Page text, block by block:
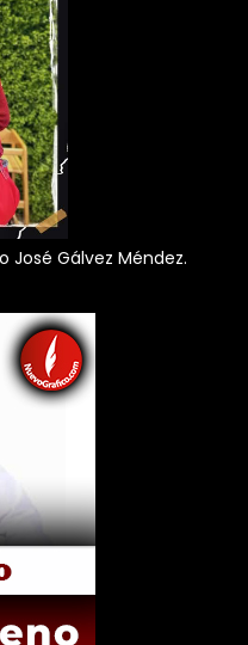
José Gálvez Méndez.